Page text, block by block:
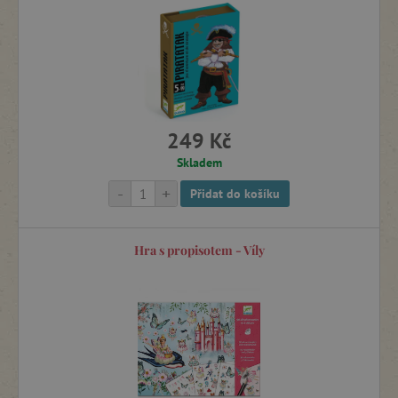
v ČR, ze které si vybere opravdu každý.
Dřevěné hry a hračky
Puzzle, mozaiky a vkládačky
Magnetické hračky
Hudební hračky
249 Kč
Skladem
+
- Přidat do košíku
Hra s propisotem - Víly